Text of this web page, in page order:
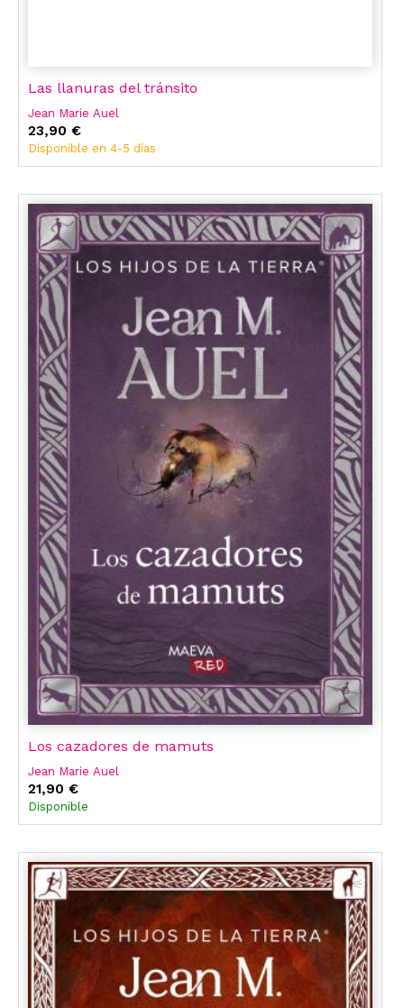
Las llanuras del tránsito
Jean Marie Auel
23,90 €
Disponible en 4-5 días
Los cazadores de mamuts
Jean Marie Auel
21,90 €
Disponible